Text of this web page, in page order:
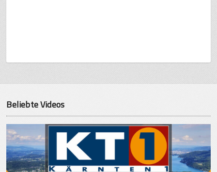
Beliebte Videos